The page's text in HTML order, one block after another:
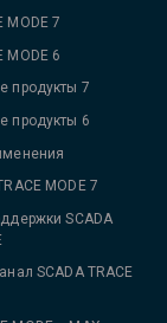
MODE 7
MODE 6
продукты 7
продукты 6
MODE 7
SCADA
SCADA TRACE